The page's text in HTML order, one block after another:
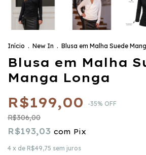
Início . New In . Blusa em Malha Suede
Blusa em Malha
Manga Longa
R$199,00 -35% OFF
R$306,00
R$193,03 com Pix
4 x de R$49,75 sem juros